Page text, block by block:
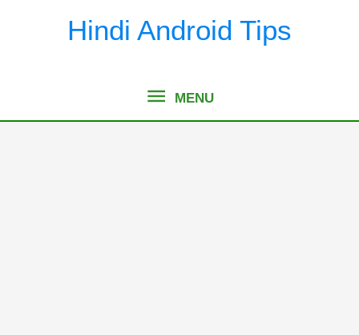
Hindi Android Tips
MENU
MENU